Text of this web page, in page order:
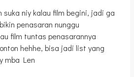
suka niy kalau film begini, jadi ga
penasaran nunggu
film tuntas penasarannya
hehhe, bisa jadi list yang
mba Len